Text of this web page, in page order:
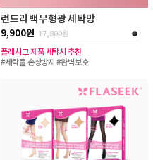
런드리 백 무형광 세탁망
9,900원 17,800원
플레시크 제품 세탁시 추천
#세탁물 손상방지 #완벽보호